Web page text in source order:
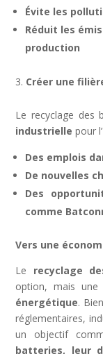
Évite les
Réduit les
production
Créer une
Le recyclage des
industrielle pour
Des emplois
De nouvelles
Des
comme
Vers une
Le recyclage
option, mais une
énergétique.
réglementaires,
un objectif
batteries, leur